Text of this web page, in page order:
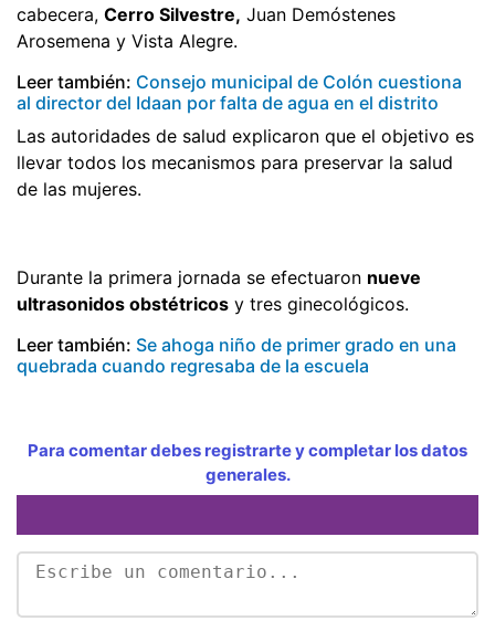
cabecera, Cerro Silvestre, Juan Demóstenes
Arosemena y Vista Alegre.
Leer también: Consejo municipal de Colón cuestiona
al director del Idaan por falta de agua en el distrito
Las autoridades de salud explicaron que el objetivo es
llevar todos los mecanismos para preservar la salud
de las mujeres.
Durante la primera jornada se efectuaron nueve
ultrasonidos obstétricos y tres ginecológicos.
Leer también: Se ahoga niño de primer grado en una
quebrada cuando regresaba de la escuela
Para comentar debes registrarte y completar los datos
generales.